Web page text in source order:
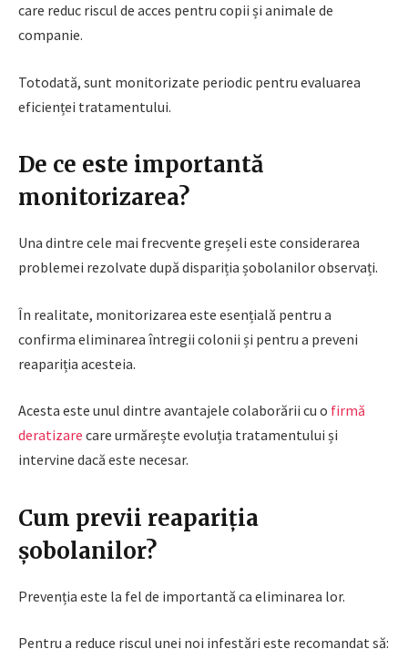
care reduc riscul de acces pentru copii și animale de
companie.
Totodată, sunt monitorizate periodic pentru evaluarea
eficienței tratamentului.
De ce este importantă
monitorizarea?
Una dintre cele mai frecvente greșeli este considerarea
problemei rezolvate după dispariția șobolanilor observați.
În realitate, monitorizarea este esențială pentru a
confirma eliminarea întregii colonii și pentru a preveni
reapariția acesteia.
Acesta este unul dintre avantajele colaborării cu o firmă
deratizare care urmărește evoluția tratamentului și
intervine dacă este necesar.
Cum previi reapariția
șobolanilor?
Prevenția este la fel de importantă ca eliminarea lor.
Pentru a reduce riscul unei noi infestări este recomandat să: